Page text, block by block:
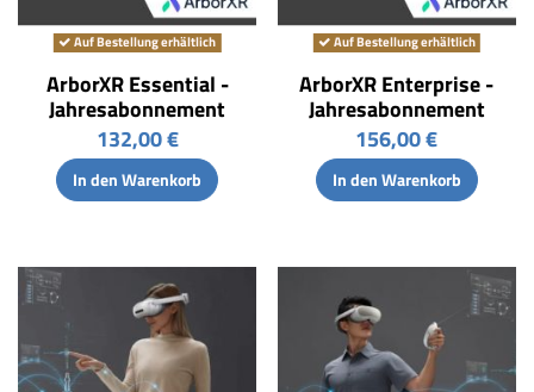
Auf Bestellung erhältlich
ArborXR Essential -
Jahresabonnement
132,00 €
In den Warenkorb
Auf Bestellung erhältlich
ArborXR Enterprise -
Jahresabonnement
156,00 €
In den Warenkorb